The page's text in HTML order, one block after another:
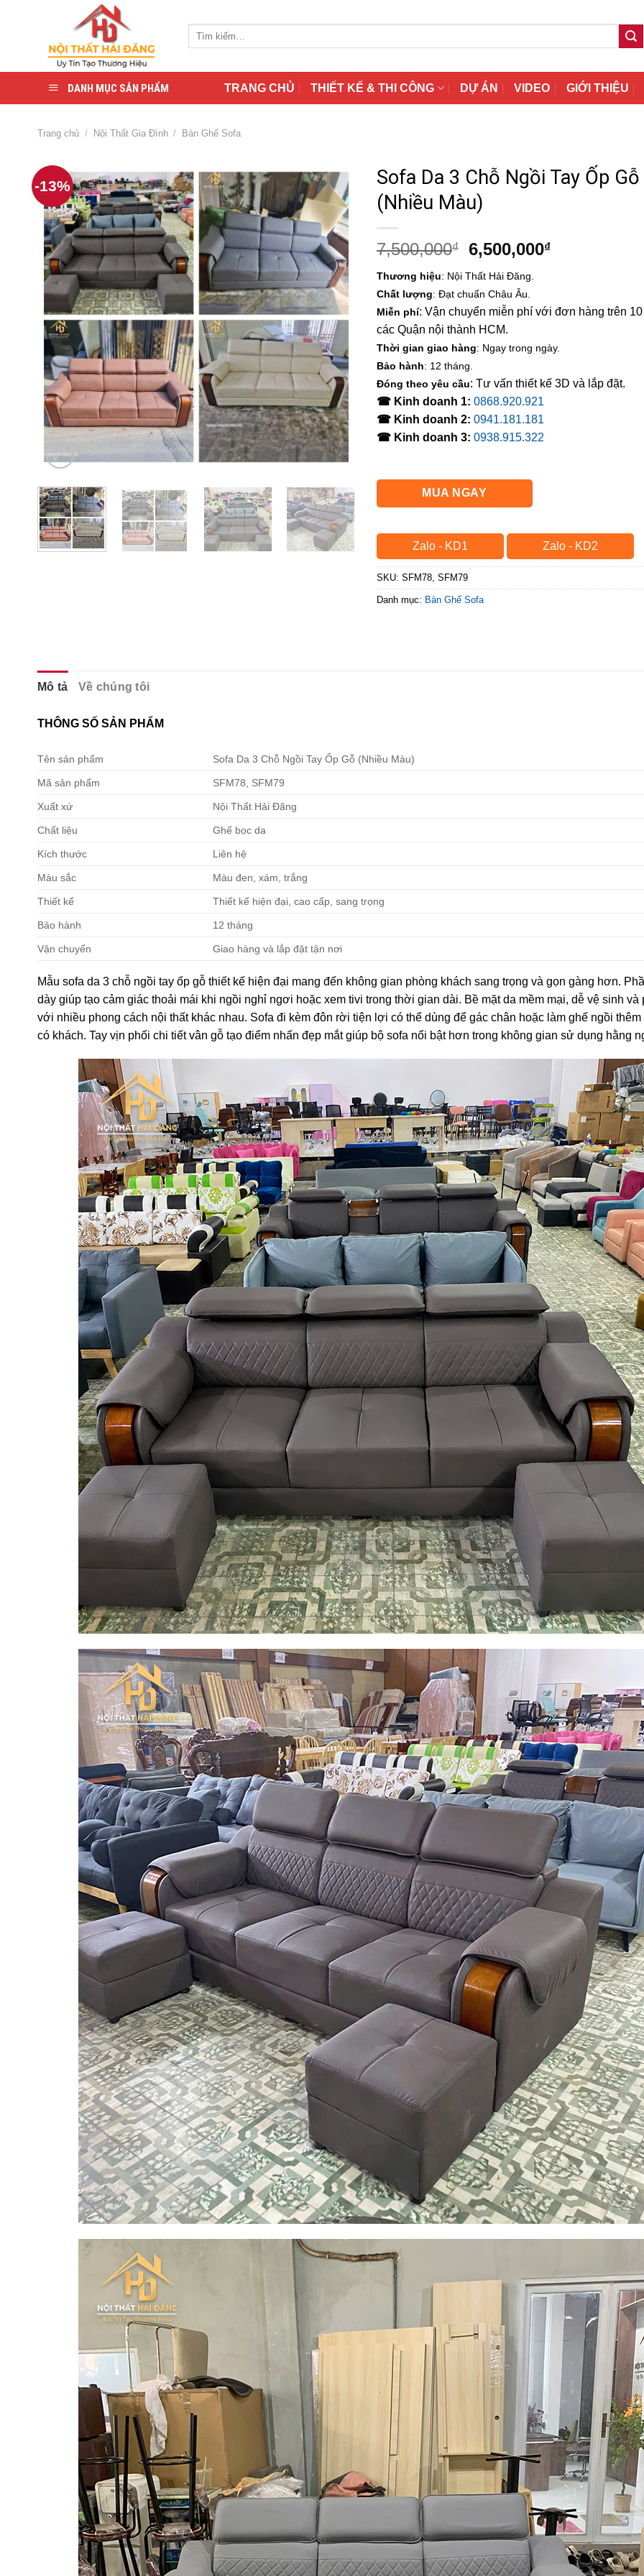
DANH MỤC SẢN PHẨM TRANG CHỦ THIẾT KẾ & THI CÔNG DỰ ÁN VIDEO GIỚI THIỆU
Trang chủ / Nội Thất Gia Đình / Bàn Ghế Sofa
-13%
Sofa Da 3 Chỗ Ngồi Tay Ốp Gỗ
(Nhiều Màu)
7,500,000₫
Giá
là:
7,500,000₫.
6,500,000₫Giá
6,500,000₫.
Thương hiệu: Nội Thất Hải Đăng.
Chất lượng: Đạt chuẩn Châu Âu.
Miễn phí: Vận chuyển miễn phí với đơn hàng trên 10
các Quận nội thành HCM.
Thời gian giao hàng: Ngay trong ngày.
Bảo hành: 12 tháng.
Đóng theo yêu cầu: Tư vấn thiết kế 3D và lắp đặt.
☎ Kinh doanh 1: 0868.920.921
☎ Kinh doanh 2: 0941.181.181
☎ Kinh doanh 3: 0938.915.322
MUA NGAY
Zalo - KD1 Zalo - KD2
SKU: SFM78, SFM79
Danh mục: Bàn Ghế Sofa
Mô tả Về chúng tôi
THÔNG SỐ SẢN PHẨM
Tên sản phẩm Sofa Da 3 Chỗ Ngồi Tay Ốp Gỗ (Nhiều Màu)
Mã sản phẩm SFM78, SFM79
Xuất xứ Nội Thất Hải Đăng
Chất liệu Ghế bọc da
Kích thước Liên hệ
Màu sắc Màu đen, xám, trắng
Thiết kế Thiết kế hiện đại, cao cấp, sang trọng
Bảo hành 12 tháng
Vận chuyển Giao hàng và lắp đặt tận nơi
Mẫu sofa da 3 chỗ ngồi tay ốp gỗ thiết kế hiện đại mang đến không gian phòng khách sang trọng và gọn gàng hơn.
dày giúp tạo cảm giác thoải mái khi ngồi nghỉ ngơi hoặc xem tivi trong thời gian dài. Bề mặt da mềm mại, dễ vệ sinh và
với nhiều phong cách nội thất khác nhau. Sofa đi kèm đôn rời tiện lợi có thể dùng để gác chân hoặc làm ghế ngồi thêm
có khách. Tay vịn phối chi tiết vân gỗ tạo điểm nhấn đẹp mắt giúp bộ sofa nổi bật hơn trong không gian sử dụng hằng